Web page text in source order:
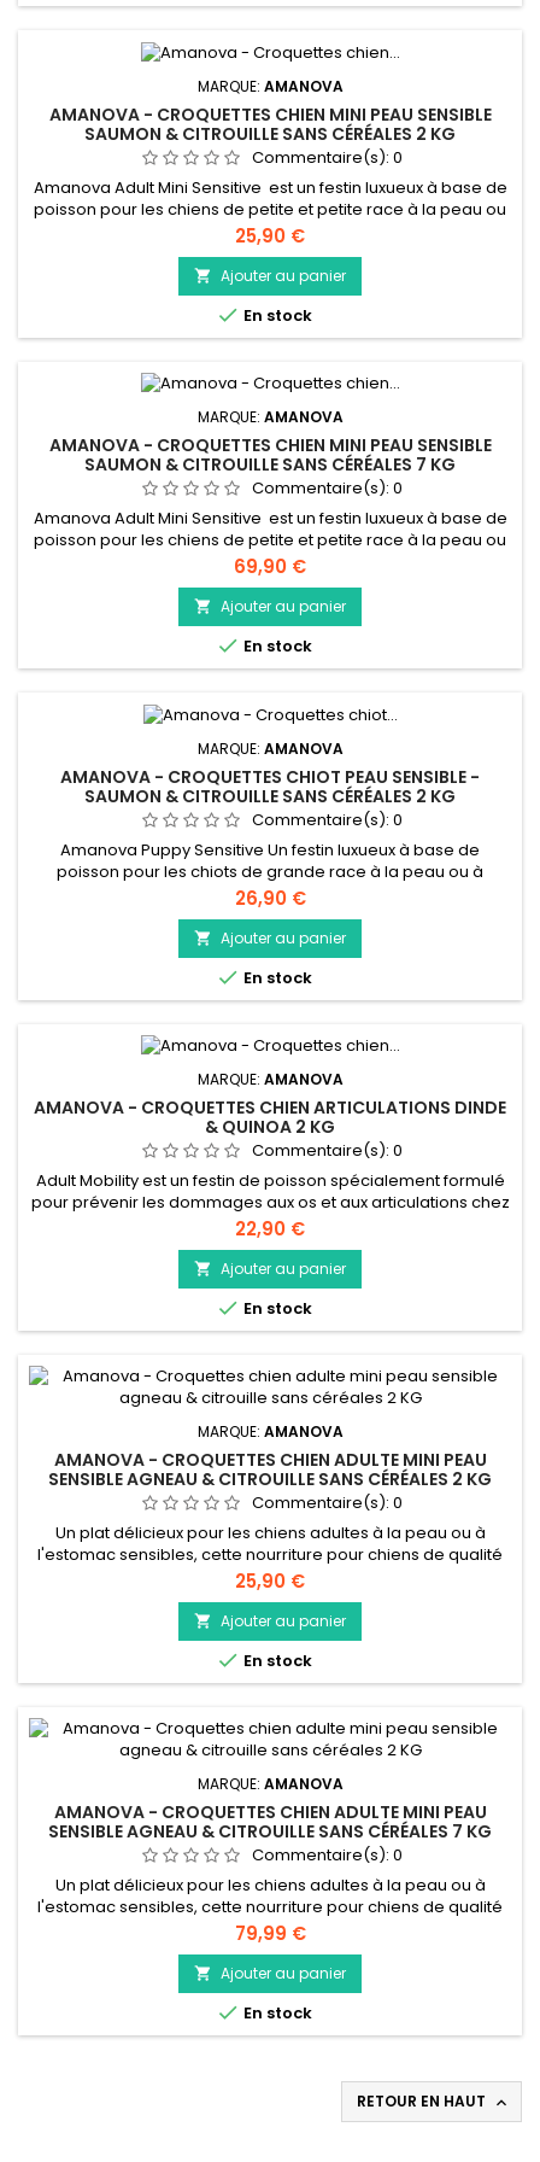
MARQUE: AMANOVA
AMANOVA - CROQUETTES CHIEN MINI PEAU SENSIBLE
SAUMON & CITROUILLE SANS CÉRÉALES 2 KG
Commentaire(s): 0
Amanova Adult Mini Sensitive est un festin luxueux à base de
poisson pour les chiens de petite et petite race à la peau ou
à l'estomac sensibles. Cette nourriture pour chiens de qualité
supérieure est hypoallergénique, sans céréales et fabriquée
à partir uniquement du saumon le plus frais et le plus
savoureux. Créée dans notre propre cuisine, cette...
Prix
25,90 €
 Ajouter au panier
 En stock
MARQUE: AMANOVA
AMANOVA - CROQUETTES CHIEN MINI PEAU SENSIBLE
SAUMON & CITROUILLE SANS CÉRÉALES 7 KG
Commentaire(s): 0
Amanova Adult Mini Sensitive est un festin luxueux à base de
poisson pour les chiens de petite et petite race à la peau ou
à l'estomac sensibles. Cette nourriture pour chiens de qualité
supérieure est hypoallergénique, sans céréales et fabriquée
à partir uniquement du saumon le plus frais et le plus
savoureux. Créée dans notre propre cuisine, cette...
Prix
69,90 €
 Ajouter au panier
 En stock
MARQUE: AMANOVA
AMANOVA - CROQUETTES CHIOT PEAU SENSIBLE -
SAUMON & CITROUILLE SANS CÉRÉALES 2 KG
Commentaire(s): 0
Amanova Puppy Sensitive Un festin luxueux à base de
poisson pour les chiots de grande race à la peau ou à
l'estomac sensibles, cette nourriture pour chiens de qualité
supérieure est hypoallergénique, faible en gras, sans
céréales et fabriquée uniquement à partir du saumon le plus
frais et le plus savoureux. Créée dans notre propre cuisine,
cette recette...
Prix
26,90 €
 Ajouter au panier
 En stock
MARQUE: AMANOVA
AMANOVA - CROQUETTES CHIEN ARTICULATIONS DINDE
& QUINOA 2 KG
Commentaire(s): 0
Adult Mobility est un festin de poisson spécialement formulé
pour prévenir les dommages aux os et aux articulations chez
les chiens adultes. Cette nourriture pour chiens de qualité
supérieure est hypoallergénique, faible en céréales et
fabriquée uniquement à partir du poisson blanc le plus frais
et le plus savoureux. Créée dans notre propre cuisine, cette...
Prix
22,90 €
 Ajouter au panier
 En stock
MARQUE: AMANOVA
AMANOVA - CROQUETTES CHIEN ADULTE MINI PEAU
SENSIBLE AGNEAU & CITROUILLE SANS CÉRÉALES 2 KG
Commentaire(s): 0
Un plat délicieux pour les chiens adultes à la peau ou à
l'estomac sensibles, cette nourriture pour chiens de qualité
supérieure est hypoallergénique, faible en céréales et
fabriquée uniquement à partir de l'agneau le plus frais et le
plus savoureux. Créée dans notre propre cuisine, cette
recette délicieusement nutritive et 100 % naturelle contient
des...
Prix
25,90 €
 Ajouter au panier
 En stock
MARQUE: AMANOVA
AMANOVA - CROQUETTES CHIEN ADULTE MINI PEAU
SENSIBLE AGNEAU & CITROUILLE SANS CÉRÉALES 7 KG
Commentaire(s): 0
Un plat délicieux pour les chiens adultes à la peau ou à
l'estomac sensibles, cette nourriture pour chiens de qualité
supérieure est hypoallergénique, faible en céréales et
fabriquée uniquement à partir de l'agneau le plus frais et le
plus savoureux. Créée dans notre propre cuisine, cette
recette délicieusement nutritive et 100 % naturelle contient
des...
Prix
79,99 €
 Ajouter au panier
 En stock
RETOUR EN HAUT 